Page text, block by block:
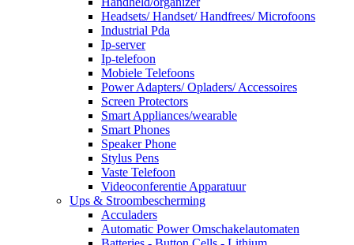
Headsets/ Handset/ Handfrees/ Microfoons
Industrial Pda
Ip-server
Ip-telefoon
Mobiele Telefoons
Power Adapters/ Opladers/ Accessoires
Screen Protectors
Smart Appliances/wearable
Smart Phones
Speaker Phone
Stylus Pens
Vaste Telefoon
Videoconferentie Apparatuur
Ups & Stroombescherming
Acculaders
Automatic Power Omschakelautomaten